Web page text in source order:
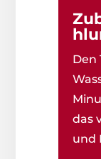
Den
das
und